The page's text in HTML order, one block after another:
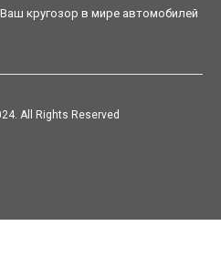
кругозор в мире автомобилей
All Rights Reserved